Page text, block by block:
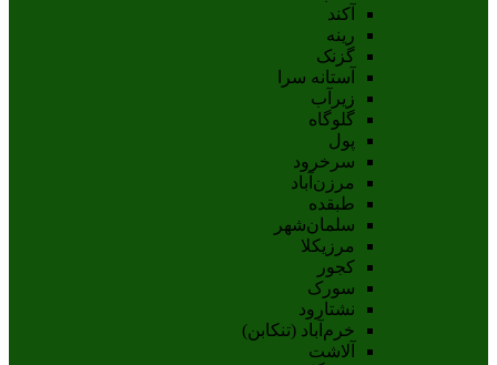
آکند
رینه
گزنک
آستانه سرا
زیرآب
گلوگاه
پول
سرخرود
مرزن‌آباد
طبقده
سلمان‌شهر
مرزیکلا
کجور
سورک
نشتارود
خرم‌آباد (تنکابن)
آلاشت